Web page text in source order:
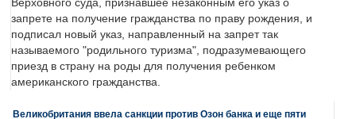
Верховного суда, признавшее незаконным его указ о
запрете на получение гражданства по праву рождения, и
подписал новый указ, направленный на запрет так
называемого "родильного туризма", подразумевающего
приезд в страну на роды для получения ребенком
американского гражданства.
Великобритания ввела санкции против Озон банка и еще пяти